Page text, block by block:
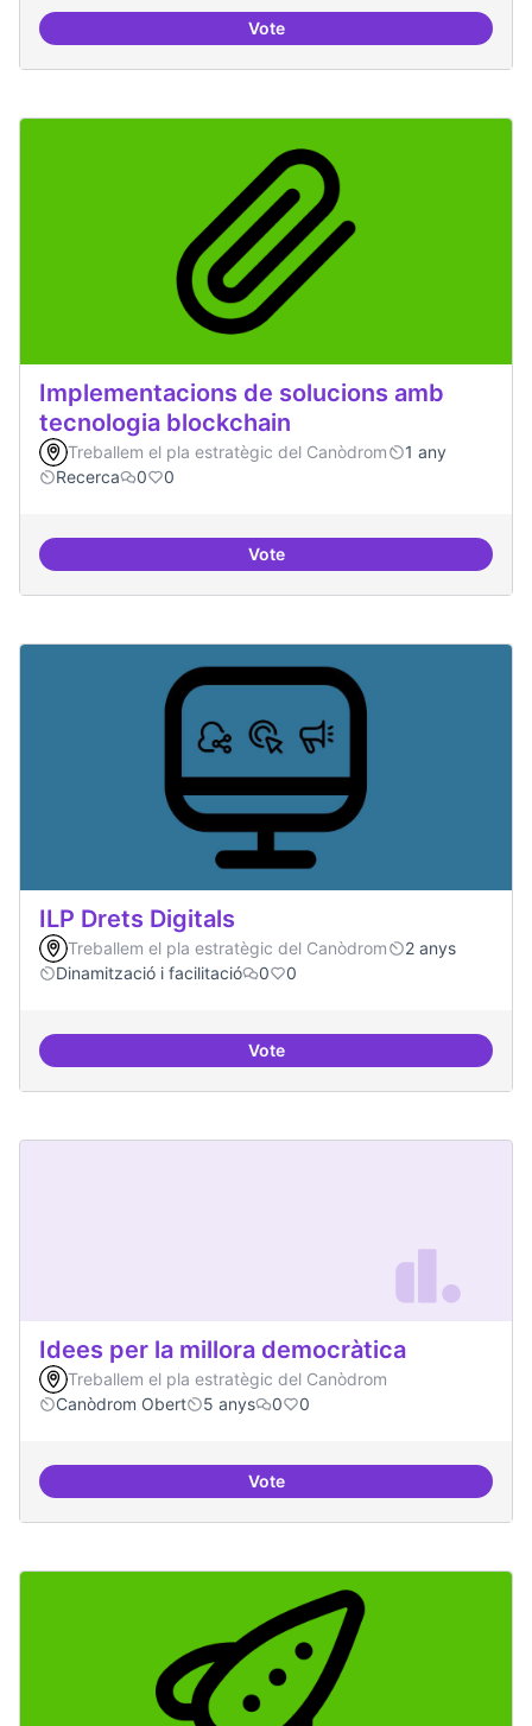
VoteIncubadora d'ILPs
Implementacions de solucions amb
tecnologia blockchain
Treballem el pla estratègic del Canòdrom
1 any
Recerca
0 0
VoteImplementacions de solucions
ILP Drets Digitals
Treballem el pla estratègic del Canòdrom
2 anys
Dinamització i facilitació
0 0
VoteILP Drets Digitals
Idees per la millora democràtica
Treballem el pla estratègic del Canòdrom
Canòdrom Obert
5 anys 0 0
VoteIdees per la millora democràtica